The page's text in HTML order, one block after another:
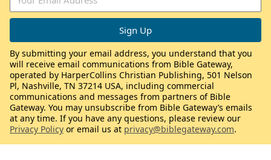
By submitting your email address, you understand that you
will receive email communications from Bible Gateway,
operated by HarperCollins Christian Publishing, 501 Nelson
Pl, Nashville, TN 37214 USA, including commercial
communications and messages from partners of Bible
Gateway. You may unsubscribe from Bible Gateway’s emails
at any time. If you have any questions, please review our
Privacy Policy or email us at privacy@biblegateway.com.